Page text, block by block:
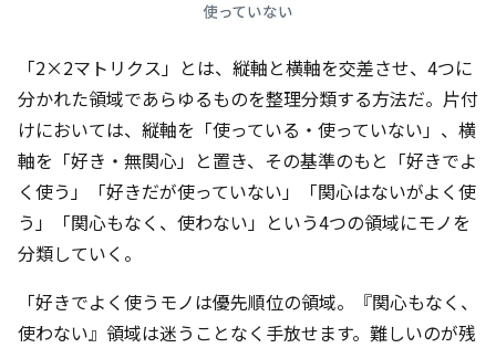
「2×2マトリクス」とは、縦軸と横軸を交差させ、4つに
分かれた領域であらゆるものを整理分類する方法だ。片付
けにおいては、縦軸を「使っている・使っていない」、横
軸を「好き・無関心」と置き、その基準のもと「好きでよ
く使う」「好きだが使っていない」「関心はないがよく使
う」「関心もなく、使わない」という4つの領域にモノを
分類していく。
「好きでよく使うモノは優先順位の領域。『関心もなく、
使わない』領域は迷うことなく手放せます。難しいのが残